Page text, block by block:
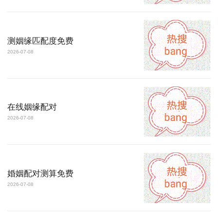
测姻缘匹配度免费
2026-07-08
在线姻缘配对
2026-07-08
婚姻配对测算免费
2026-07-08